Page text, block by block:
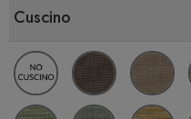
Cuscino